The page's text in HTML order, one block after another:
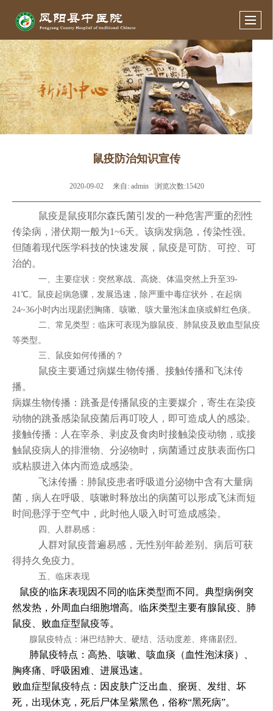
鼠疫防治知识宣传
2020-09-02 来自: admin 浏览次数:15420
鼠疫是鼠疫耶尔森氏菌引发的一种危害严重的烈性
传染病，潜伏期一般为1~6天。该病发病急，传染性强。
但随着现代医学科技的快速发展，鼠疫是可防、可控、可
治的。
一、主要症状：突然寒战、高烧、体温突然上升至39-
41℃。鼠疫起病急骤，发展迅速，除严重中毒症状外，在起病
24~36小时内出现剧烈胸痛、咳嗽、咳大量泡沫血痰或鲜红色痰。
二、常见类型：临床可表现为腺鼠疫、肺鼠疫及败血型鼠疫
等类型。
三、鼠疫如何传播的？
鼠疫主要通过病媒生物传播、接触传播和飞沫传
播。
病媒生物传播：跳蚤是传播鼠疫的主要媒介，寄生在染疫
动物的跳蚤感染鼠疫菌后再叮咬人，即可造成人的感染。
接触传播：人在宰杀、剥皮及食肉时接触染疫动物，或接
触鼠疫病人的排泄物、分泌物时，病菌通过皮肤表面伤口
或粘膜进入体内而造成感染。
飞沫传播：肺鼠疫患者呼吸道分泌物中含有大量病
菌，病人在呼吸、咳嗽时释放出的病菌可以形成飞沫而短
时间悬浮于空气中，此时他人吸入时可造成感染。
四、人群易感：
人群对鼠疫普遍易感，无性别年龄差别。病后可获
得持久免疫力。
五、临床表现
鼠疫的临床表现因不同的临床类型而不同。典型病例突
然发热，外周血白细胞增高。临床类型主要有腺鼠疫、肺
鼠疫、败血症型鼠疫等。
腺鼠疫特点：淋巴结肿大、硬结、活动度差、疼痛剧烈。
肺鼠疫特点：高热、咳嗽、咳血痰（血性泡沫痰）、
胸疼痛、呼吸困难、进展迅速。
败血症型鼠疫特点：因皮肤广泛出血、瘀斑、发绀、坏
死，出现休克，死后尸体呈紫黑色，俗称“黑死病”。